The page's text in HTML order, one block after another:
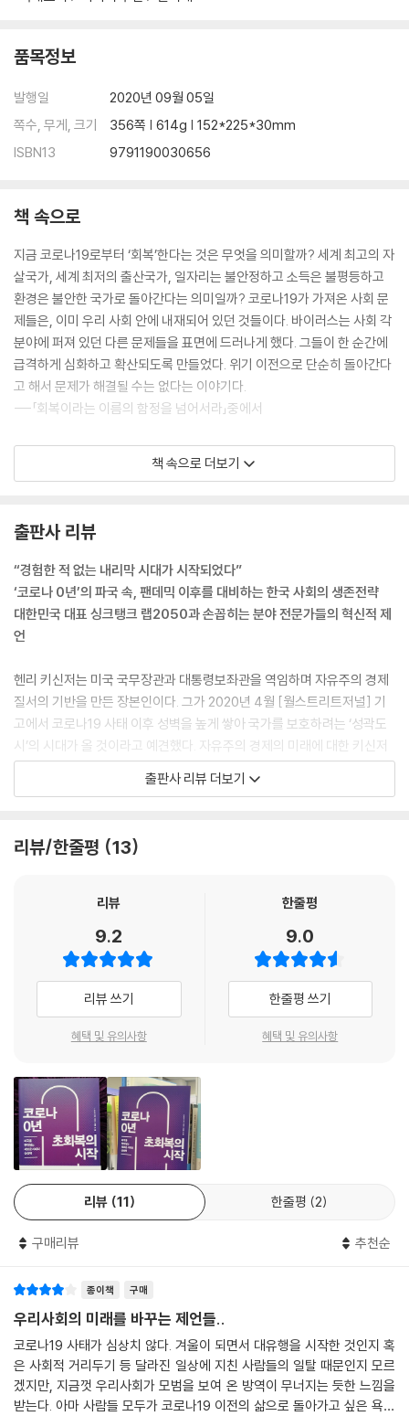
품목정보
발행일
2020년 09월 05일
쪽수, 무게, 크기
356쪽 | 614g | 152*225*30mm
ISBN13
9791190030656
책 속으로
지금 코로나19로부터 ‘회복’한다는 것은 무엇을 의미할까? 세계 최고의 자
살국가, 세계 최저의 출산국가, 일자리는 불안정하고 소득은 불평등하고
환경은 불안한 국가로 돌아간다는 의미일까? 코로나19가 가져온 사회 문
제들은, 이미 우리 사회 안에 내재되어 있던 것들이다. 바이러스는 사회 각
분야에 퍼져 있던 다른 문제들을 표면에 드러나게 했다. 그들이 한 순간에
급격하게 심화하고 확산되도록 만들었다. 위기 이전으로 단순히 돌아간다
고 해서 문제가 해결될 수는 없다는 이야기다.
---「회복이라는 이름의 함정을 넘어서라」중에서
재택근무는 기본적으로 노동자에게 보다 많은 시간 자율을 주는 것이다.
노사 간 권력 관계의 핵심은 노동의 시간 주권에 대한 경영권의 통제인데,
인들은 다 해보았으리라. 이러한 상황에서 재택근무는 노동자가 보다 많은
권력을 갖는 것을 의미하고, 대면 상황에서 행했던 많은 감정노동을 더 이
상 하지 않는 것을 의미한다. 우리는 이 감정노동이 사실상 월급에 포함된
것이라고 자조 섞인 목소리로 말하곤 하는데, 재택근무는 이 노동을 하지
않는 것을 의미한다. 지금까지 한국의 일터는 어땠을까? 다음 표(25-44
하는 관행도 약하고, 노동자 스스로 업무 처리 방식을 결정하지도 못하며,
자신이 직접 문제를 해결하기 위해 골몰하지도 않는다.
---「권력과 위계의 일터, 어떻게 뒤집을 것인가」중에서
코로나19는 역설적이게도 우리 사회에서 애써 외면하고 있는 사람들의 존
재를 다시 각인하게 만든다. 초기 방역 모범 사례로 꼽혔던 싱가포르가 그
존재조차 제대로 인식되지 못했던 이주 노동자의 집단 거주 시설로 인해
같이 바이러스를 옮길 수 있는 ‘사람’임을 깨닫게 된 것이다. 그러면서 감염
는 현실을 그대로 보여준다. 그리고 조금 더 생각해보면 이는 일부의, 나와
상관없는 이야기가 아니라 내가 예상치 못한 사고나 질병으로 인하여, 다
행히 그러한 일이 일어나지 않는다고 하더라도 결국 나이가 듦으로 인해
살아 있는 한 피할 수 없는 나의 이야기다.
---「사람을 떠넘기지 않는 돌봄 시스템 만들기」중에서
책 속으로 더보기
출판사 리뷰
“경험한 적 없는 내리막 시대가 시작되었다”
‘코로나 0년’의 파국 속, 팬데믹 이후를 대비하는 한국 사회의 생존전략
대한민국 대표 싱크탱크 랩2050과 손꼽히는 분야 전문가들의 혁신적 제
언
헨리 키신저는 미국 국무장관과 대통령보좌관을 역임하며 자유주의 경제
질서의 기반을 만든 장본인이다. 그가 2020년 4월 [월스트리트저널] 기
고에서 코로나19 사태 이후 성벽을 높게 쌓아 국가를 보호하려는 ‘성곽도
시’의 시대가 올 것이라고 예견했다. 자유주의 경제의 미래에 대한 키신저
의 비관적 전망은 미래 사회가 여태껏 경험한 적 없는 파국으로 치달을 것
임을 예상케 한다. 국가 간 장벽이 높아지고, 극우 정당들이 득세하고 있다.
돌이키기에 너무 늦었다는 목소리까지 등장한 상황이다. 이렇게 절망적인
맺게 될지는 아무도 대답할 수 없게 되었다.
모두가 코로나19 이전의 삶을 회복하고 싶어 한다. 그런데 코로나 이전의
한국 사회는 과연 돌아갈 만한 곳이었을까? 『코로나 0년 초회복의 시작』
은 이러한 질문과 함께 과거로의 회복이 아닌 미래를 위한 ‘초회복’을 준비
해야 한다고 역설하는 책이다. 기본소득 논의를 활발히 펼치며 대한민국
대표 혁신 싱크탱크로 자리 잡은 LAB2050이 기획하고, 노동, 경제, 교육
전문가 19인이 집필해 전문성을 높였다. 기본소득 전문가인 경제평론가
이원재 LAB2050 대표를 비롯해, 손꼽히는 공공보건정책 전문가 정혜주
고려대 교수, 언론이 가장 주목하는 디지털·IT 칼럼니스트 박상현 사단법
인 코드 이사, 대중교통의 혁신을 이끄는 카카오모빌리티 디지털경제연구
소의 김건우 수석이코노미스트 등 집필진들은 이 책에서 ‘코로나 0년’을
맞이한 한국 사회를 냉철하게 진단하고, 대담한 변화를 위한 제언을 담았
다.
“지금 코로나19로부터 회복한다는 것은 어떤 의미일까?
코로나19 팬데믹이 발발한 이후 국내외를 막론하고 수많은 예측들이 쏟아
져 나왔고, 관련된 책들도 수없이 등장했다. 세계 경제의 변화에 대한 예측
도, 인류의 생활 양식이 근본적으로 변화할 것이라는 담론도 여기저기서
제기된다. 그러나 우리에게 가장 중요한 것은 한국 사회의 미래다. 코로나1
9 이후, 한국 사회는 어떻게 변화하는 것일까? ‘K-방역’으로 다른 나라보
출판사 리뷰 더보기
리뷰/한줄평 13
리뷰
9.2
리뷰 쓰기
혜택 및 유의사항
한줄평
9.0
한줄평 쓰기
혜택 및 유의사항
리뷰 11 한줄평 2
구매리뷰 추천순
종이책 구매
우리사회의 미래를 바꾸는 제언들..
코로나19 사태가 심상치 않다. 겨울이 되면서 대유행을 시작한 것인지 혹
은 사회적 거리두기 등 달라진 일상에 지친 사람들의 일탈 때문인지 모르
겠지만, 지금껏 우리사회가 모범을 보여 온 방역이 무너지는 듯한 느낌을
받는다. 아마 사람들 모두가 코로나19 이전의 삶으로 돌아가고 싶은 욕망